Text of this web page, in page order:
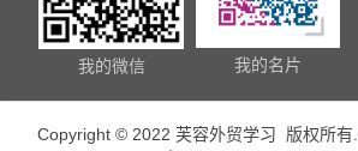
我的微信 我的名片
Copyright © 2022 芙容外贸学习 版权所有.